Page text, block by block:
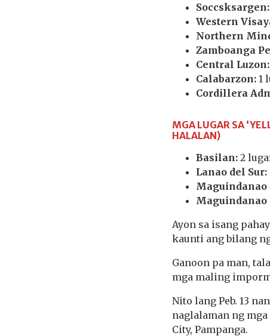
Soccsksargen:
Western
Northern
Zamboanga
Central Luzon:
Calabarzon: 1
Cordillera
MGA LUGAR SA
HALALAN)
Basilan: 2
Lanao del Sur:
Maguindanao
Maguindanao
Ayon sa isang
kaunti ang bilang
Ganoon pa man,
mga maling
Nito lang Peb. 13
naglalaman ng
City, Pampanga.